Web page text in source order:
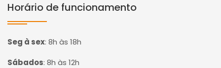
Horário de funcionamento
Seg à sex: 8h às 18h
Sábados: 8h às 12h